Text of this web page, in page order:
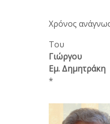
Χρόνος
Του
Γιώργου
Εμ. Δημητράκη
*